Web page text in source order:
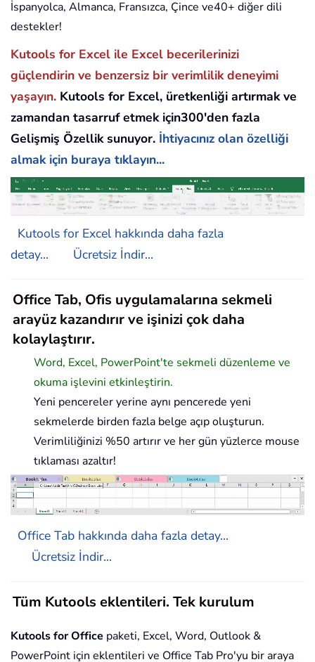
İspanyolca, Almanca, Fransızca, Çince ve40+ diğer dili
destekler!
Kutools for Excel ile Excel becerilerinizi
güçlendirin ve benzersiz bir verimlilik deneyimi
yaşayın. Kutools for Excel, üretkenliği artırmak ve
zamandan tasarruf etmek için300'den fazla
Gelişmiş Özellik sunuyor. İhtiyacınız olan özelliği
almak için buraya tıklayın...
Kutools for Excel hakkında daha fazla
detay...
Ücretsiz İndir...
Office Tab, Ofis uygulamalarına sekmeli
arayüz kazandırır ve işinizi çok daha
kolaylaştırır.
Word, Excel, PowerPoint'te sekmeli düzenleme ve
okuma işlevini etkinleştirin.
Yeni pencereler yerine aynı pencerede yeni
sekmelerde birden fazla belge açıp oluşturun.
Verimliliğinizi %50 artırır ve her gün yüzlerce mouse
tıklaması azaltır!
Office Tab hakkında daha fazla detay...
Ücretsiz İndir...
Tüm Kutools eklentileri. Tek kurulum
Kutools for Office paketi, Excel, Word, Outlook &
PowerPoint için eklentileri ve Office Tab Pro'yu bir araya